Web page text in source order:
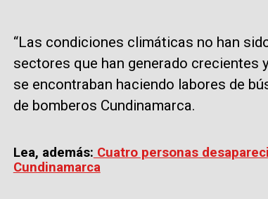
“Las condiciones climáticas no han
sectores que han generado crecientes
se encontraban haciendo labores de
de bomberos Cundinamarca.
Lea, además: Cuatro personas
Cundinamarca